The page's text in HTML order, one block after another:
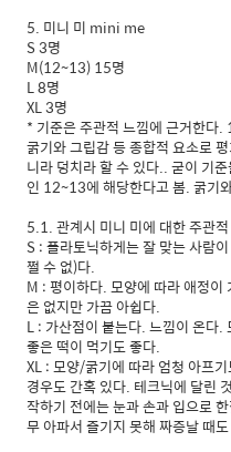
5. 미니 미 mini me
S 3명
M(12~13) 15명
L 8명
XL 3명
* 기준은 주관적 느낌에 근거한다
굵기와 그립감 등 종합적 요소로
니라 덩치라 할 수 있다.. 굳이 기
인 12~13에 해당한다고 봄. 굵기
5.1. 관계시 미니 미에 대한 주관
S : 플라토닉하게는 잘 맞는 사람
쩔 수 없)다.
M : 평이하다. 모양에 따라 애정
은 없지만 가끔 아쉽다.
L : 가산점이 붙는다. 느낌이 온다.
좋은 떡이 먹기도 좋다.
XL : 모양/굵기에 따라 엄청 아프
경우도 간혹 있다. 테크닉에 달린
작하기 전에는 눈과 손과 입으로
무 아파서 즐기지 못해 짜증날 때